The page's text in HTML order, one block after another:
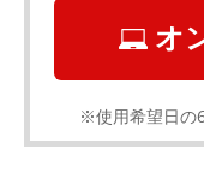
オ
※使用希望日の